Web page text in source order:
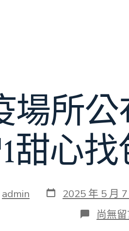
場所公
甜心找
admin 發
表
2025 年 5 月 7
在
〈新
尚無